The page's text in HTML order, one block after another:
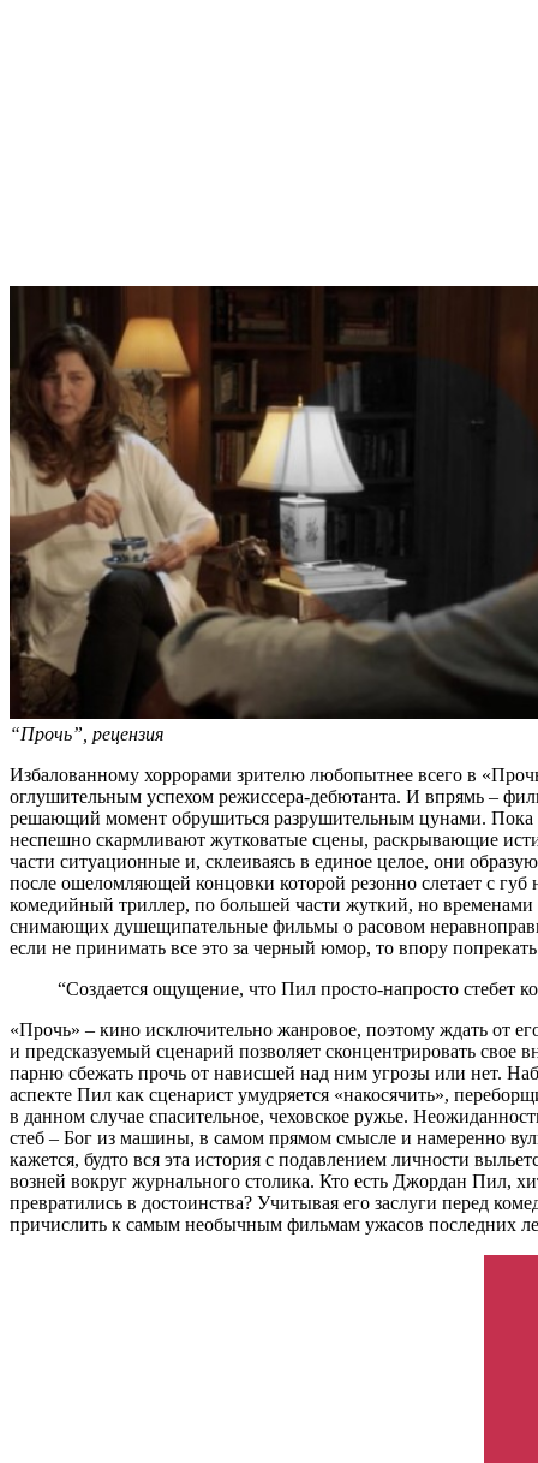
“Прочь”, рецензия
Избалованному хоррорами зрителю любопытнее всего в
оглушительным успехом режиссера-дебютанта. И впрямь –
решающий момент обрушиться разрушительным цунами. Пока
неспешно скармливают жутковатые сцены, раскрывающие
части ситуационные и, склеиваясь в единое целое, они
после ошеломляющей концовки которой резонно слетает с
комедийный триллер, по большей части жуткий, но временами
снимающих душещипательные фильмы о расовом
если не принимать все это за черный юмор, то впору
“Создается ощущение, что Пил просто-напросто стебет
«Прочь» – кино исключительно жанровое, поэтому ждать от
и предсказуемый сценарий позволяет сконцентрировать свое
парню сбежать прочь от нависшей над ним угрозы или нет.
аспекте Пил как сценарист умудряется «накосячить»,
в данном случае спасительное, чеховское ружье.
стеб – Бог из машины, в самом прямом смысле и намеренно
кажется, будто вся эта история с подавлением личности
возней вокруг журнального столика. Кто есть Джордан Пил,
превратились в достоинства? Учитывая его заслуги перед
причислить к самым необычным фильмам ужасов последних